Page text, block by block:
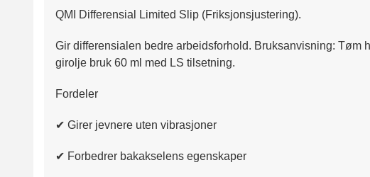
QMI Differensial Limited Slip (Friksjonsjustering).
Gir differensialen bedre arbeidsforhold. Bruksanvisning: Tøm
girolje bruk 60 ml med LS tilsetning.
Fordeler
✔ Girer jevnere uten vibrasjoner
✔ Forbedrer bakakselens egenskaper